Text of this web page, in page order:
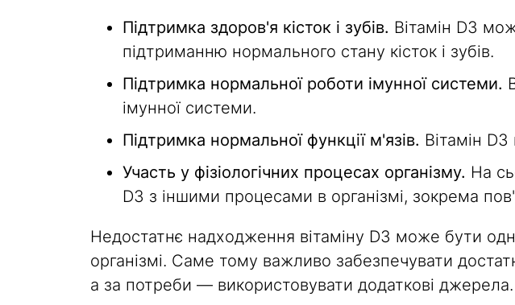
Підтримка здоров'я кісток і зубів. Вітамін D3
підтриманню нормального стану кісток і зубів.
Підтримка нормальної роботи імунної системи.
імунної системи.
Підтримка нормальної функції м'язів. Вітамін
Участь у фізіологічних процесах організму. На
D3 з іншими процесами в організмі, зокрема
Недостатнє надходження вітаміну D3 може бути
організмі. Саме тому важливо забезпечувати
а за потреби — використовувати додаткові джерела.